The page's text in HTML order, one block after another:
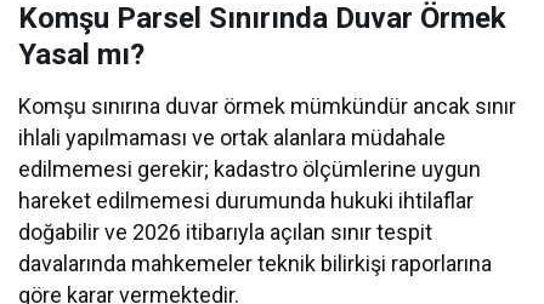
Komşu Parsel Sınırında Duvar Örmek
Yasal mı?
Komşu sınırına duvar örmek mümkündür ancak sınır
ihlali yapılmaması ve ortak alanlara müdahale
edilmemesi gerekir; kadastro ölçümlerine uygun
hareket edilmemesi durumunda hukuki ihtilaflar
doğabilir ve 2026 itibarıyla açılan sınır tespit
davalarında mahkemeler teknik bilirkişi raporlarına
göre karar vermektedir.